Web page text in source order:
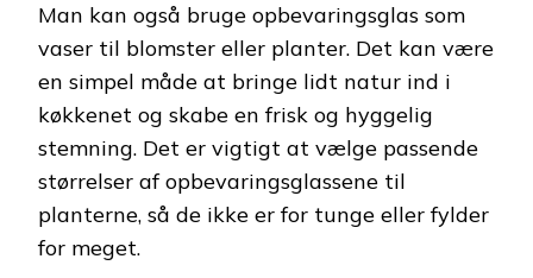
Man kan også bruge opbevaringsglas som
vaser til blomster eller planter. Det kan være
en simpel måde at bringe lidt natur ind i
køkkenet og skabe en frisk og hyggelig
stemning. Det er vigtigt at vælge passende
størrelser af opbevaringsglassene til
planterne, så de ikke er for tunge eller fylder
for meget.